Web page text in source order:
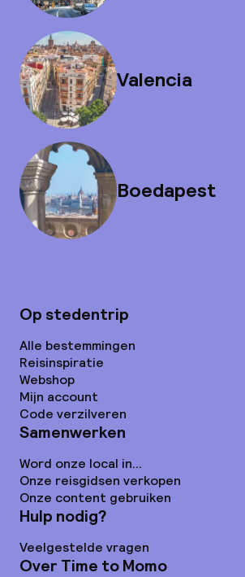
Valencia
Boedapest
Op stedentrip
Alle bestemmingen
Reisinspiratie
Webshop
Mijn account
Code verzilveren
Samenwerken
Word onze local in...
Onze reisgidsen verkopen
Onze content gebruiken
Hulp nodig?
Veelgestelde vragen
Over Time to Momo